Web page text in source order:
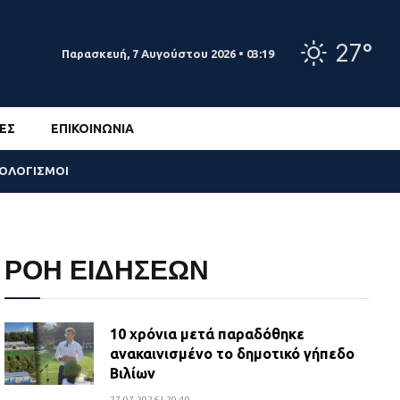
Παρασκευή, 7 Αυγούστου 2026 • 03:19 27°
ΕΠΙΚΟΙΝΩΝΊΑ
ΡΟΗ ΕΙΔΗΣΕΩΝ
10 χρόνια μετά παραδόθηκε
ανακαινισμένο το δημοτικό γήπεδο
Βιλίων